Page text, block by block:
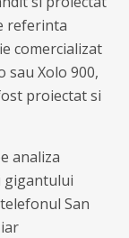
referinta
comercializat
sau Xolo 900,
proiectat si
analiza
gigantului
San